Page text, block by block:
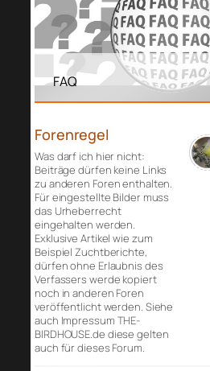
FAQ
Forenregel
Was darf ich hier nicht:
Beiträge dürfen keine Links
zu anderen Foren enthalten.
Für eingestellte Bilder muss
das Urheberrecht
eingehalten werden.
Exklusive Artikel wie zum
Beispiel Zuchtberichte,
dürfen ohne Erlaubnis des
Verfassers werde kopiert
noch in anderen Foren
veröffentlicht werden. Siehe
auch Impressum THE-
BIRDHOUSE.de diese gelten
auch für dieses Forum.